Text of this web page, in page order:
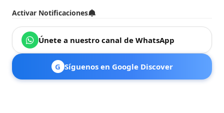
Activar Notificaciones
Únete a nuestro canal de WhatsApp
G Síguenos en Google Discover